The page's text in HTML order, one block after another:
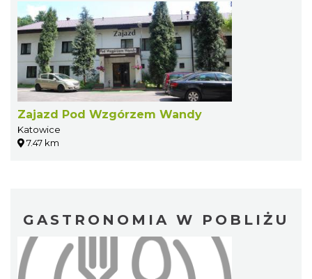
Zajazd Pod Wzgórzem Wandy
Katowice
7.47 km
GASTRONOMIA W POBLIŻU